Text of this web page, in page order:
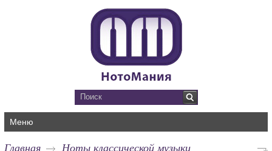
Меню
Главная
Ноты классической музыки